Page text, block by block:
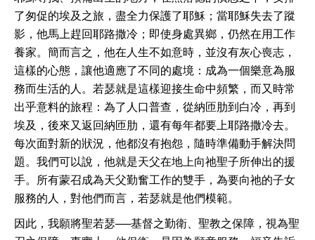
了匆促的埃及之旅，盡全力保護了耶穌；當耶穌失去了蹤
影，他馬上趕回耶路撒冷；即使身處異鄉，仍然在用工作
養家。簡而言之，他在人生不如意時，並沒有灰心喪志，
這樣的心態，讓他適應了不同的處境：成為一個樂意為服
務而生活的人。若瑟就是這樣迎接生命中頻繁，而又時常
出乎意料的旅程：為了人口普查，從納匝肋到白冷，再到
埃及，後來又返回納匝肋，還有每年都要上耶路撒冷去。
每次面對新的狀況，他都沒有抱怨，隨時準備動手解決問
題。我們可以說，他就是天父在地上向祂聖子所伸出的援
手。所有蒙召成為天父勤奮工作的雙手，為要向祂的子女
服務的人，對他們而言，若瑟就是他們模範。
因此，我願將聖若瑟──基督之勤衛、聖教之保障，視為聖